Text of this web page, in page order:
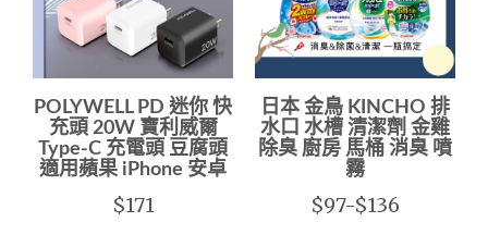
POLYWELL PD 迷你 快
充頭 20W 寶利威爾
Type-C 充電頭 豆腐頭
適用蘋果 iPhone 安卓
$171
日本 金鳥 KINCHO 排
水口 水槽 清潔劑 金雞
除臭 廚房 馬桶 消臭 噴
霧
$97-$136